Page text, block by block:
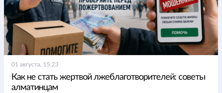
01 августа, 15:23
Как не стать жертвой лжеблаготворителей: советы
алматинцам